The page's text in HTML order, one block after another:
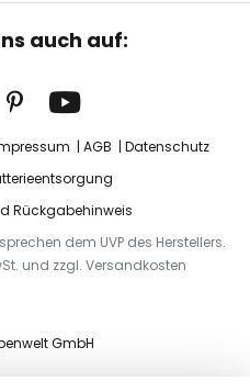
auch auf:
AGB
Datenschutz
Rückgabehinweis
dem UVP des Herstellers.
und zzgl. Versandkosten
GmbH